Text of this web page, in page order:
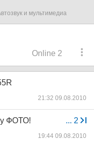
и мультимедиа
Online 2
21:32 09.08.2010
... 2
ФОТО!
19:44 09.08.2010